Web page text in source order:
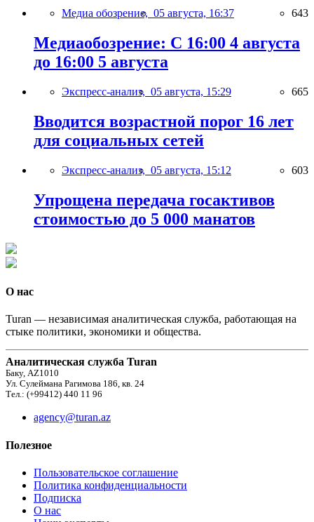
Медиа обозрение, 05 августа, 16:37 643
Медиаобозрение: С 16:00 4 августа
до 16:00 5 августа
Экспресс-анализ, 05 августа, 15:29 665
Вводится возрастной порог 16 лет
для социальных сетей
Экспресс-анализ, 05 августа, 15:12 603
Упрощена передача госактивов
стоимостью до 5 000 манатов
О нас
Turan — независимая аналитическая служба, работающая на
стыке политики, экономики и общества.
Аналитическая служба Turan
Баку, AZ1010
Ул. Сулеймана Рагимова 186, кв. 24
Тел.: (+99412) 440 11 96
agency@turan.az
Полезное
Пользовательское соглашение
Политика конфиденциальности
Подписка
О нас